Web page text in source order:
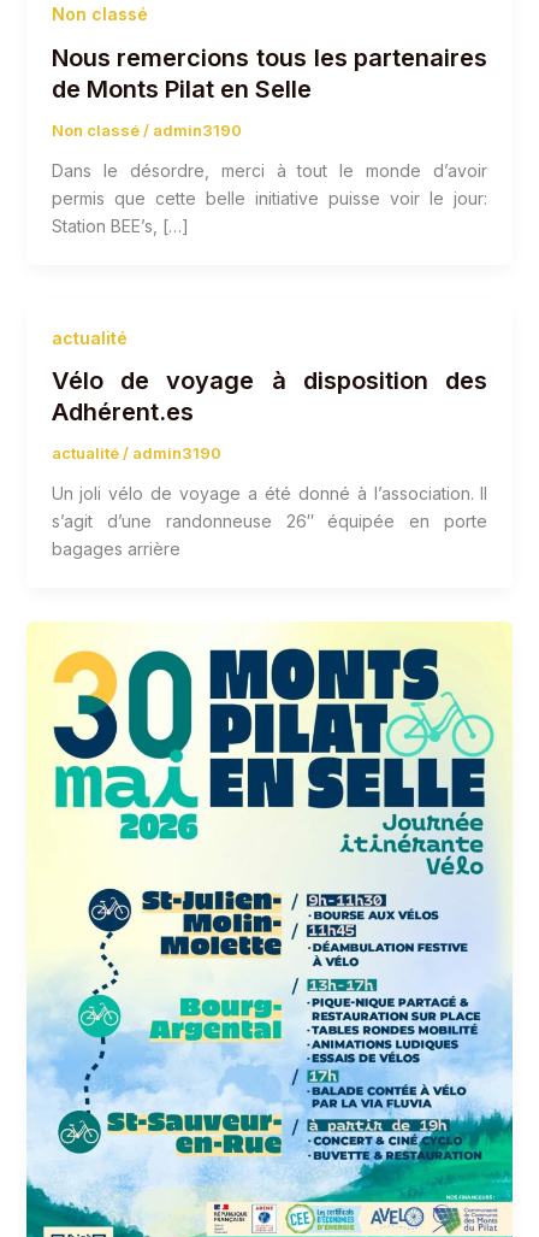
Non classé
Nous remercions tous les partenaires
de Monts Pilat en Selle
Non classé/ admin3190
Dans le désordre, merci à tout le monde d’avoir
permis que cette belle initiative puisse voir le jour:
Station BEE’s, […]
actualité
Vélo de voyage à disposition des
Adhérent.es
actualité/ admin3190
Un joli vélo de voyage a été donné à l’association. Il
s’agit d’une randonneuse 26″ équipée en porte
bagages arrière